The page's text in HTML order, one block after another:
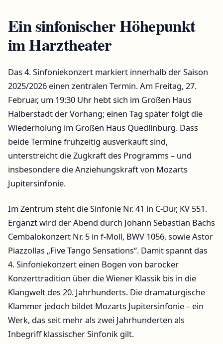
Ein sinfonischer Höhepunkt
im Harztheater
Das 4. Sinfoniekonzert markiert innerhalb der Saison
2025/2026 einen zentralen Termin. Am Freitag, 27.
Februar, um 19:30 Uhr hebt sich im Großen Haus
Halberstadt der Vorhang; einen Tag später folgt die
Wiederholung im Großen Haus Quedlinburg. Dass
beide Termine frühzeitig ausverkauft sind,
unterstreicht die Zugkraft des Programms – und
insbesondere die Anziehungskraft von Mozarts
Jupitersinfonie.
Im Zentrum steht die Sinfonie Nr. 41 in C-Dur, KV 551.
Ergänzt wird der Abend durch Johann Sebastian Bachs
Cembalokonzert Nr. 5 in f-Moll, BWV 1056, sowie Astor
Piazzollas „Five Tango Sensations“. Damit spannt das
4. Sinfoniekonzert einen Bogen von barocker
Konzerttradition über die Wiener Klassik bis in die
Klangwelt des 20. Jahrhunderts. Die dramaturgische
Klammer jedoch bildet Mozarts Jupitersinfonie – ein
Werk, das seit mehr als zwei Jahrhunderten als
Inbegriff klassischer Sinfonik gilt.